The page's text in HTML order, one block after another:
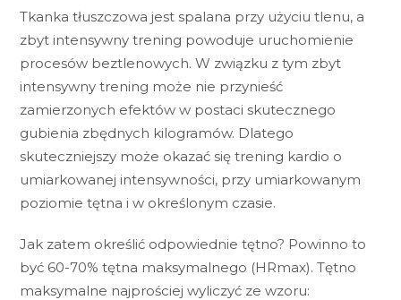
Tkanka tłuszczowa jest spalana przy użyciu tlenu, a
zbyt intensywny trening powoduje uruchomienie
procesów beztlenowych. W związku z tym zbyt
intensywny trening może nie przynieść
zamierzonych efektów w postaci skutecznego
gubienia zbędnych kilogramów. Dlatego
skuteczniejszy może okazać się trening kardio o
umiarkowanej intensywności, przy umiarkowanym
poziomie tętna i w określonym czasie.
Jak zatem określić odpowiednie tętno? Powinno to
być 60-70% tętna maksymalnego (HRmax). Tętno
maksymalne najprościej wyliczyć ze wzoru: